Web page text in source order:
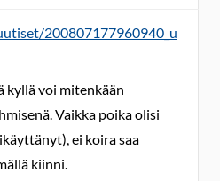
200807177960940_u
kyllä voi mitenkään
Vaikka poika olisi
ei koira saa
kiinni.